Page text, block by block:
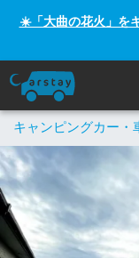
☀️「大曲の花火」を
キャンピングカー・